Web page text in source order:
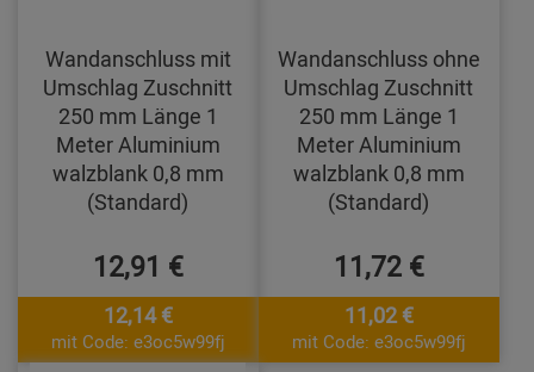
Wandanschluss mit
Umschlag Zuschnitt
250 mm Länge 1
Meter Aluminium
walzblank 0,8 mm
(Standard)
12,91 €
12,14 €
mit Code: e3oc5w99fj
Wandanschluss ohne
Umschlag Zuschnitt
250 mm Länge 1
Meter Aluminium
walzblank 0,8 mm
(Standard)
11,72 €
11,02 €
mit Code: e3oc5w99fj